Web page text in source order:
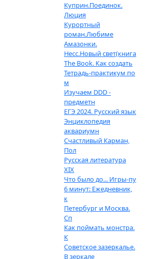
Куприн.Поединок.
Люция
Курортный
роман.Любиме
Амазонки.
Несс.Новый свет(книга
The Book. Как создать
Тетрадь-практикум по
м
Изучаем DDD -
предметн
ЕГЭ 2024. Русский язык
Энциклопедия
аквариумн
Счастливый Карман,
Пол
Русская литература
XIX
Что было до... Игры-пу
6 минут: Ежедневник,
к
Петербург и Москва.
Сп
Как поймать монстра.
К
Советское зазеркалье.
В зеркале